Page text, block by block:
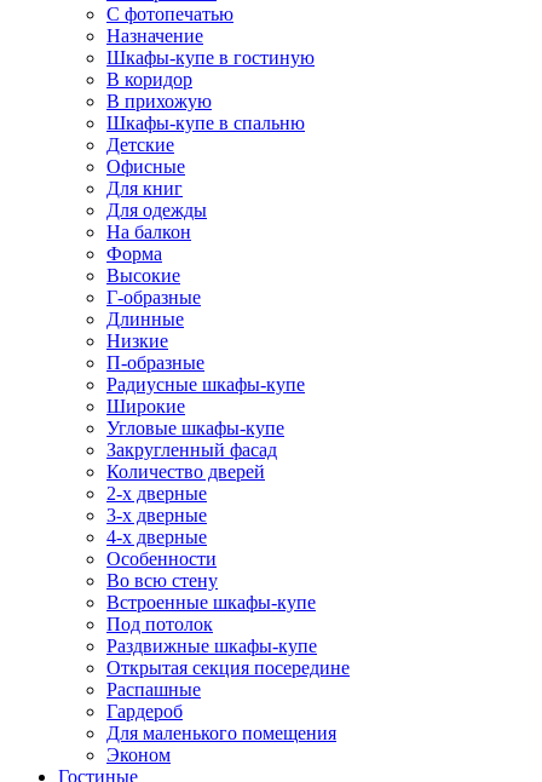
С фотопечатью
Назначение
Шкафы-купе в гостиную
В коридор
В прихожую
Шкафы-купе в спальню
Детские
Офисные
Для книг
Для одежды
На балкон
Форма
Высокие
Г-образные
Длинные
Низкие
П-образные
Радиусные шкафы-купе
Широкие
Угловые шкафы-купе
Закругленный фасад
Количество дверей
2-х дверные
3-х дверные
4-х дверные
Особенности
Во всю стену
Встроенные шкафы-купе
Под потолок
Раздвижные шкафы-купе
Открытая секция посередине
Распашные
Гардероб
Для маленького помещения
Эконом
Гостиные